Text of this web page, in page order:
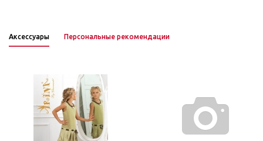
Аксессуары Персональные рекомендации